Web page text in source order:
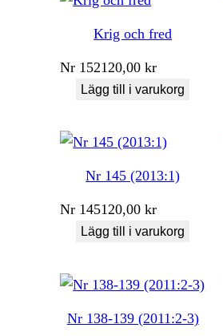
Krig och fred
Nr 152120,00kr
Lägg till i varukorg
Nr 145 (2013:1)
Nr 145120,00kr
Lägg till i varukorg
Nr 138-139 (2011:2-3)